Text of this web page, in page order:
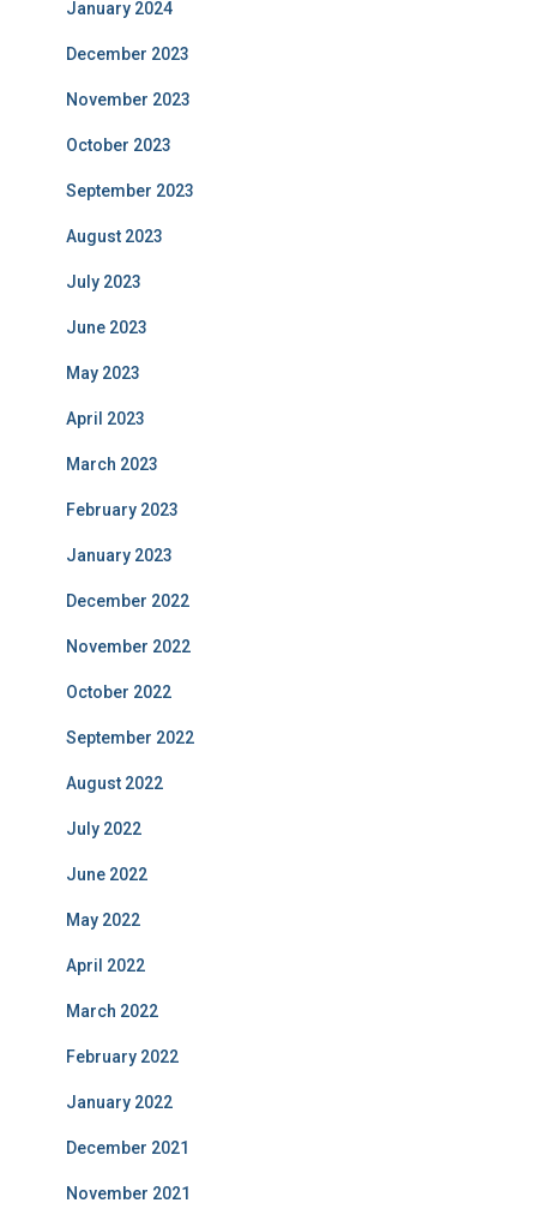
January 2024
December 2023
November 2023
October 2023
September 2023
August 2023
July 2023
June 2023
May 2023
April 2023
March 2023
February 2023
January 2023
December 2022
November 2022
October 2022
September 2022
August 2022
July 2022
June 2022
May 2022
April 2022
March 2022
February 2022
January 2022
December 2021
November 2021